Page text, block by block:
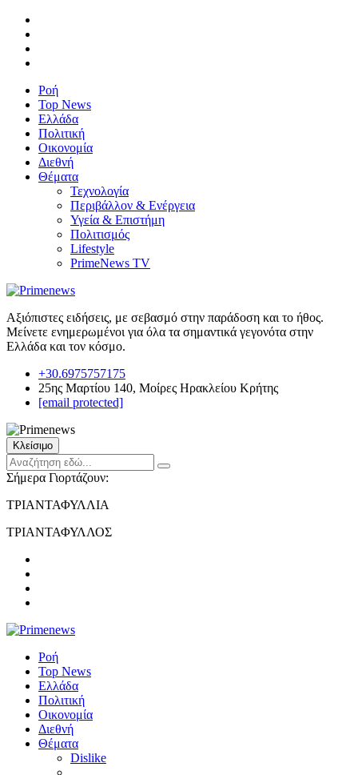
Ροή
Top News
Ελλάδα
Πολιτική
Οικονομία
Διεθνή
Θέματα
Τεχνολογία
Περιβάλλον & Ενέργεια
Υγεία & Επιστήμη
Πολιτισμός
Lifestyle
PrimeNews TV
Αξιόπιστες ειδήσεις, με σεβασμό στην παράδοση και το ήθος.
Μείνετε ενημερωμένοι για όλα τα σημαντικά γεγονότα στην
Ελλάδα και τον κόσμο.
+30.6975757175
25ης Μαρτίου 140, Μοίρες Ηρακλείου Κρήτης
[email protected]
Κλείσιμο
Σήμερα Γιορτάζουν:
ΤΡΙΑΝΤΑΦΥΛΛΙΑ
ΤΡΙΑΝΤΑΦΥΛΛΟΣ
Ροή
Top News
Ελλάδα
Πολιτική
Οικονομία
Διεθνή
Θέματα
Dislike